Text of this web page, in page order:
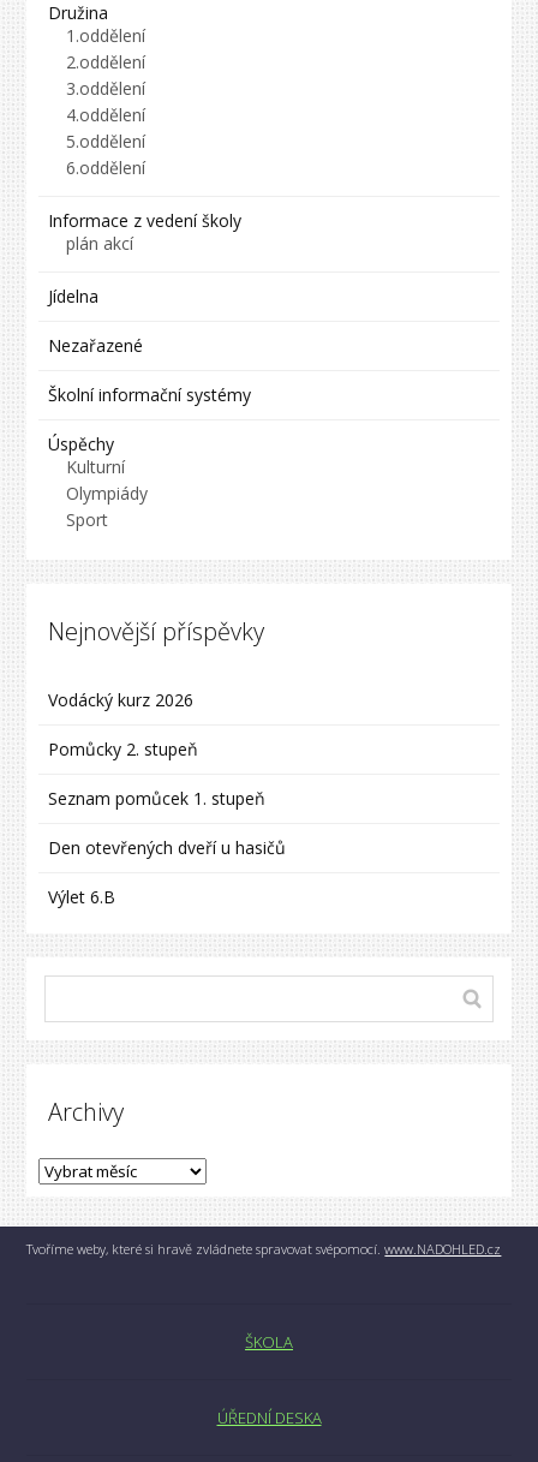
Družina
1.oddělení
2.oddělení
3.oddělení
4.oddělení
5.oddělení
6.oddělení
Informace z vedení školy
plán akcí
Jídelna
Nezařazené
Školní informační systémy
Úspěchy
Kulturní
Olympiády
Sport
Nejnovější příspěvky
Vodácký kurz 2026
Pomůcky 2. stupeň
Seznam pomůcek 1. stupeň
Den otevřených dveří u hasičů
Výlet 6.B
Archivy
Tvoříme weby, které si hravě zvládnete spravovat svépomocí.www.NADOHLED.cz
ŠKOLA
ÚŘEDNÍ DESKA